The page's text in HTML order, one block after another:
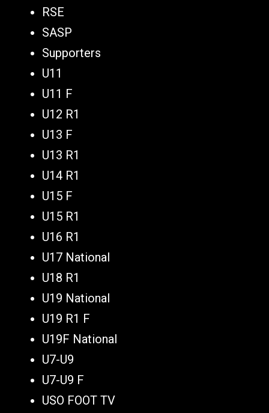
RSE
SASP
Supporters
U11
U11 F
U12 R1
U13 F
U13 R1
U14 R1
U15 F
U15 R1
U16 R1
U17 National
U18 R1
U19 National
U19 R1 F
U19F National
U7-U9
U7-U9 F
USO FOOT TV